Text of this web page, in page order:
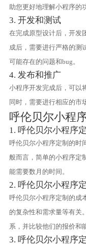
助您更好地理解小程序的
3. 开发和测试
在完成原型设计后，开发
成后，需要进行严格的测
可能存在的问题和bug。
4. 发布和推广
小程序开发完成后，可以
同时，需要进行相应的市
呼伦贝尔小程
1. 呼伦贝尔小程序
呼伦贝尔小程序定制的时
般而言，简单的小程序定
能需要数月的时间。
2. 呼伦贝尔小程序
呼伦贝尔小程序定制的成
的复杂性和需求量等有关
系，并比较他们的报价和
3. 呼伦贝尔小程序